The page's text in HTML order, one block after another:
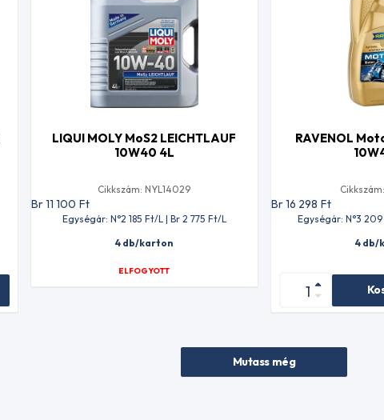
LIQUI MOLY MoS2 LEICHTLAUF
10W40 4L
Cikkszám: NYL14029
Br 11 100 Ft
Egységár: N°2 185 Ft/L | Br 2 775 Ft/L
4 db/karton
ELFOGYOTT
RAVENOL
Br 16 298 Ft
Egységár: N°3 209
4 db/
Mutass még